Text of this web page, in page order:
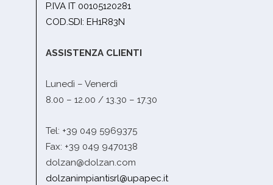
P.IVA IT 00105120281
COD.SDI: EH1R83N
ASSISTENZA CLIENTI
Lunedì – Venerdì
8.00 – 12.00 / 13.30 – 17.30
Tel: +39 049 5969375
Fax: +39 049 9470138
dolzan@dolzan.com
dolzanimpiantisrl@upapec.it